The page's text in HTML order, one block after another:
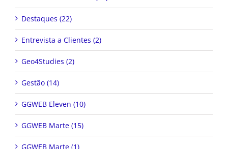
Destaques (22)
Entrevista a Clientes (2)
Geo4Studies (2)
Gestão (14)
GGWEB Eleven (10)
GGWEB Marte (15)
GGWEB Marte (1)